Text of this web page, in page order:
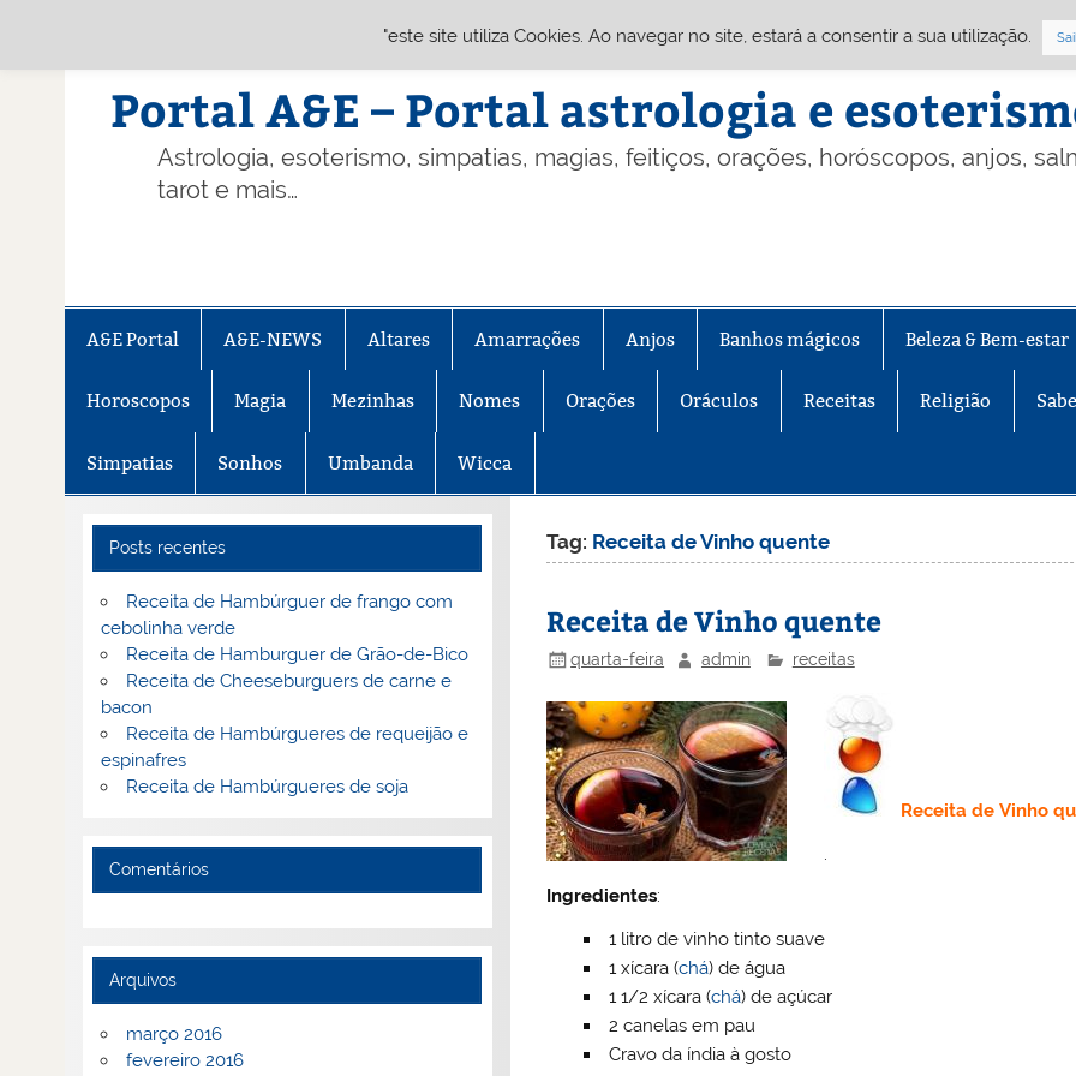
Portal A&E – Portal astrologia e
Astrologia, esoterismo, simpatias, magias, feitiços, orações, horóscopos, anjos,
tarot e mais…
A&E Portal A&E-NEWS Altares Amarrações Anjos Banhos mágicos Beleza & Bem-estar
Horoscopos Magia Mezinhas Nomes Orações Oráculos Receitas Religião
Simpatias Sonhos Umbanda Wicca
Tag: Receita de Vinho quente
Receita de Vinho quente
quarta-feira admin receitas
Receita de Vinho
.
Ingredientes:
1 litro de vinho tinto suave
1 xícara (chá) de água
1 1/2 xícara (chá) de açúcar
2 canelas em pau
Cravo da índia à gosto
Posts recentes
Receita de Hambúrguer de frango com
cebolinha verde
Receita de Hamburguer de Grão-de-Bico
Receita de Cheeseburguers de carne e
bacon
Receita de Hambúrgueres de requeijão e
espinafres
Receita de Hambúrgueres de soja
Comentários
Arquivos
março 2016
fevereiro 2016
"este site utiliza Cookies. Ao navegar no site, estará a consentir a sua utilização.